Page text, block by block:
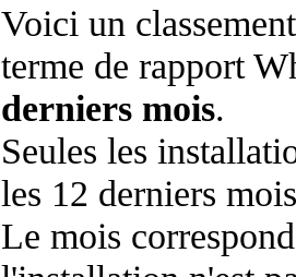
Voici un
terme de rapport
derniers mois.
Seules les
les 12 derniers
Le mois